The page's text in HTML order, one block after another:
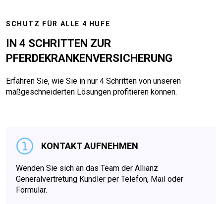
SCHUTZ FÜR ALLE 4 HUFE
IN 4 SCHRITTEN ZUR
PFERDEKRANKENVERSICHERUNG
Erfahren Sie, wie Sie in nur 4 Schritten von unseren
maßgeschneiderten Lösungen profitieren können.
KONTAKT AUFNEHMEN
Wenden Sie sich an das Team der Allianz
Generalvertretung Kundler per Telefon, Mail oder
Formular.